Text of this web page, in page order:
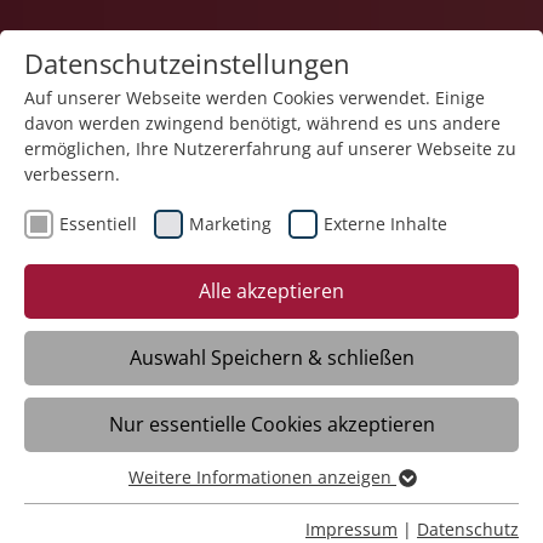
Teilhabe und Familie
Begleitete Elternschaft
Villingen-Schwenningen
Datenschutzeinstellungen
Auf unserer Webseite werden Cookies verwendet. Einige
davon werden zwingend benötigt, während es uns andere
ermöglichen, Ihre Nutzererfahrung auf unserer Webseite zu
verbessern.
Essentiell Marketing Externe Inhalte
Alle akzeptieren
Auswahl Speichern & schließen
Nur essentielle Cookies akzeptieren
Essentiell
Essentielle Cookies werden für grundlegende Funktionen
Weitere Informationen anzeigen
Impressum | Datenschutz